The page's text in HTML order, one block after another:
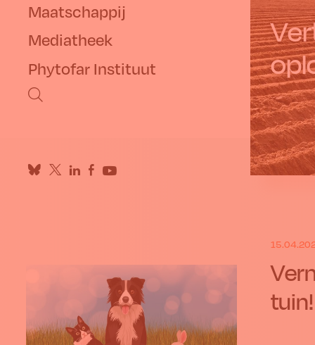
Maatschappij
Mediatheek
Phytofar Instituut
tuin!